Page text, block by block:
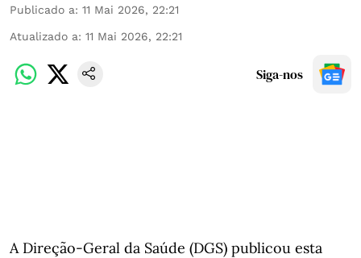
Publicado a: 11 Mai 2026, 22:21
Atualizado a: 11 Mai 2026, 22:21
Siga-nos
A Direção-Geral da Saúde (DGS) publicou esta